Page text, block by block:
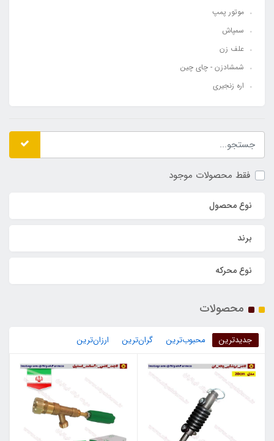
موتور پمپ
سمپاش
علف زن
شمشادزن - چای چین
اره زنجیری
فقط محصولات موجود
نوع محصول
برند
نوع محرکه
محصولات
جدیدترین محبوب‌ترین گران‌ترین ارزان‌ترین